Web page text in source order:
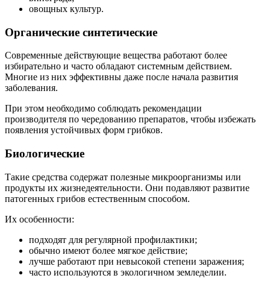
овощных культур.
Органические синтетические
Современные действующие вещества работают более
избирательно и часто обладают системным действием.
Многие из них эффективны даже после начала развития
заболевания.
При этом необходимо соблюдать рекомендации
производителя по чередованию препаратов, чтобы избежать
появления устойчивых форм грибков.
Биологические
Такие средства содержат полезные микроорганизмы или
продукты их жизнедеятельности. Они подавляют развитие
патогенных грибов естественным способом.
Их особенности:
подходят для регулярной профилактики;
обычно имеют более мягкое действие;
лучше работают при невысокой степени заражения;
часто используются в экологичном земледелии.